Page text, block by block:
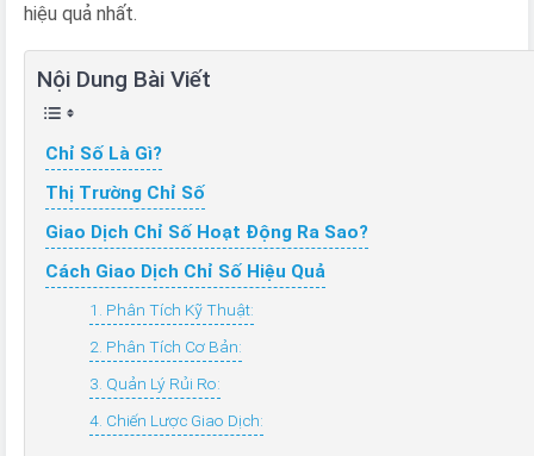
Giao
hiệu quả nhất.
Nội Dung Bài Viết
Chỉ Số Là Gì?
Thị Trường Chỉ Số
Giao Dịch Chỉ Số Hoạt Động Ra Sao?
Cách Giao Dịch Chỉ Số Hiệu Quả
1. Phân Tích Kỹ Thuật:
2. Phân Tích Cơ Bản:
3. Quản Lý Rủi Ro:
4. Chiến Lược Giao Dịch: